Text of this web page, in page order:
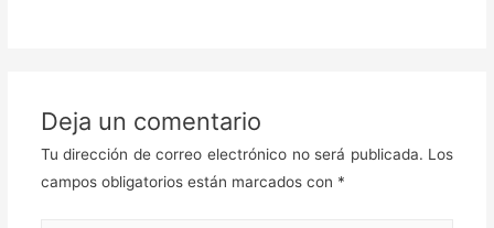
Deja un comentario
Tu dirección de correo electrónico no será publicada. Los
campos obligatorios están marcados con *